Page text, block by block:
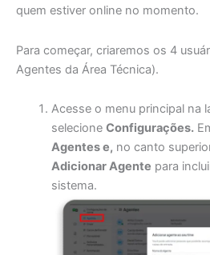
quem estiver online no momento.
Para começar, criaremos os 4
Agentes da Área Técnica).
Acesse o menu principal na
selecione Configurações.
Agentes e, no canto
Adicionar Agente para
sistema.